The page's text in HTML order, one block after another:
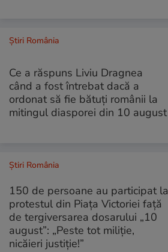
Știri România
Ce a răspuns Liviu Dragnea
când a fost întrebat dacă a
ordonat să fie bătuți românii la
mitingul diasporei din 10 august
Știri România
150 de persoane au participat la
protestul din Piața Victoriei față
de tergiversarea dosarului „10
august”: „Peste tot miliție,
nicăieri justiție!”